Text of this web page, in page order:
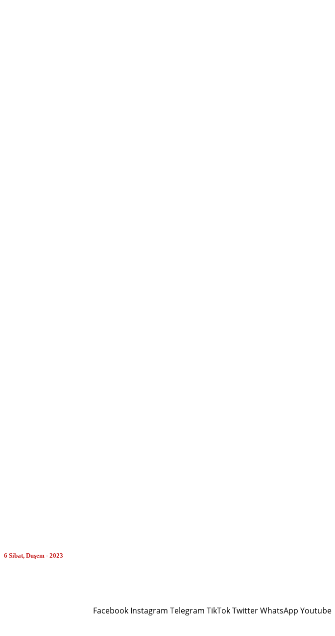
6 Sibat, Duşem - 2023
Facebook Instagram Telegram TikTok Twitter WhatsApp Youtube